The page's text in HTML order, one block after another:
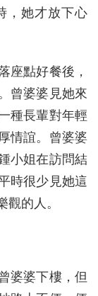
，她才放下心
座點好餐後，
曾婆婆見她來
種長輩對年輕
情誼。曾婆婆
小姐在訪問結
時很少見她這
的人。
婆婆下樓，但